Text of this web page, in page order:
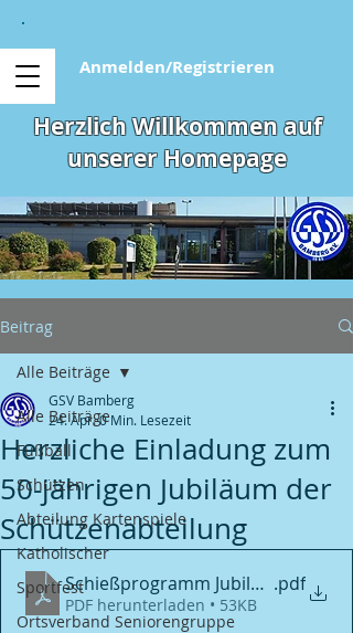
Anmelden/Registrieren
Herzlich Willkommen auf
unserer Homepage
Beitrag
Alle Beiträge
Fußball
Schützen
Abteilung Kartenspiele
Katholischer
Sportfest
Ortsverband Seniorengruppe
Alle Beiträge
Herzliche Einladung zum
50-jährigen Jubiläum der
Schützenabteilung
GSV Bamberg
24. Apr.0 Min. Lesezeit
Schießprogramm Jubiläum 50 Jahre
.pdf
PDF herunterladen • 53KB